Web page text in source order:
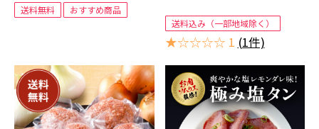
送料無料 おすすめ商品
送料込み（一部地域除く）
★☆☆☆☆ 1 (1件)